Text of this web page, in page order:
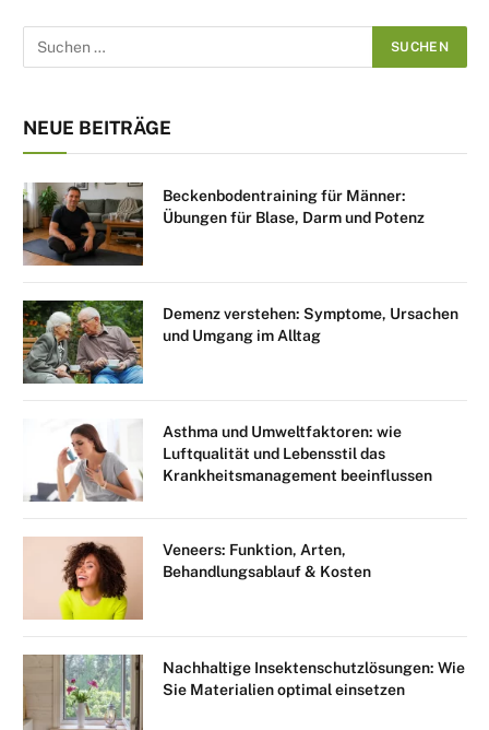
NEUE BEITRÄGE
Beckenbodentraining für Männer:
Übungen für Blase, Darm und Potenz
Demenz verstehen: Symptome, Ursachen
und Umgang im Alltag
Asthma und Umweltfaktoren: wie
Luftqualität und Lebensstil das
Krankheitsmanagement beeinflussen
Veneers: Funktion, Arten,
Behandlungsablauf & Kosten
Nachhaltige Insektenschutzlösungen: Wie
Sie Materialien optimal einsetzen